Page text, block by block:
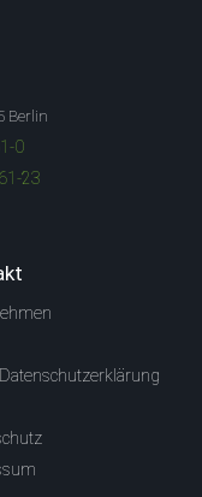
Berlin
0
23